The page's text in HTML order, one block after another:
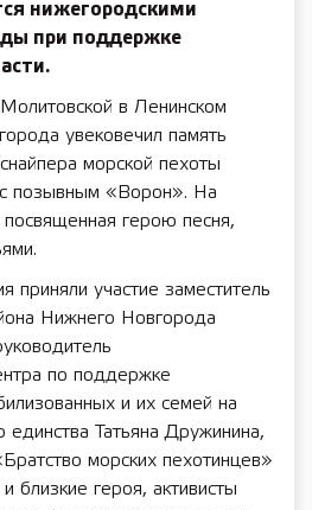
нижегородскими
при поддержке
в Ленинском
увековечил память
морской пехоты
с позывным «Ворон». На
посвященная герою песня,
приняли участие заместитель
Нижнего Новгорода
по поддержке
и их семей на
Татьяна Дружинина,
морских пехотинцев»
близкие героя, активисты